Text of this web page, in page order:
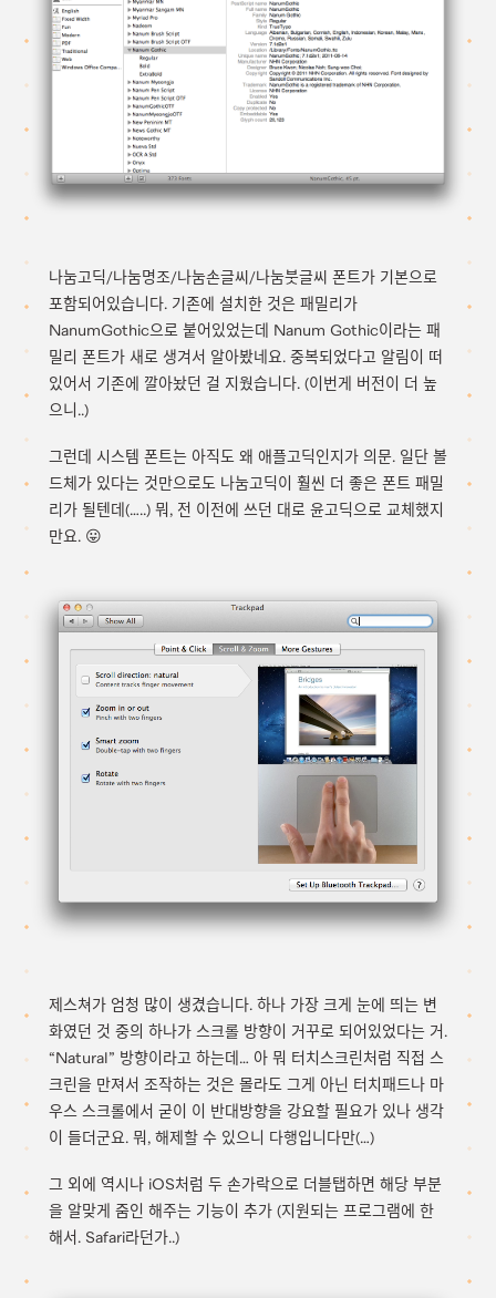
나눔고딕/나눔명조/나눔손글씨/나눔붓글씨 폰트가 기본으로
포함되어있습니다. 기존에 설치한 것은 패밀리가
NanumGothic으로 붙어있었는데 Nanum Gothic이라는 패
밀리 폰트가 새로 생겨서 알아봤네요. 중복되었다고 알림이 떠
있어서 기존에 깔아놨던 걸 지웠습니다. (이번게 버전이 더 높
으니..)
그런데 시스템 폰트는 아직도 왜 애플고딕인지가 의문. 일단 볼
드체가 있다는 것만으로도 나눔고딕이 훨씬 더 좋은 폰트 패밀
리가 될텐데(…..) 뭐, 전 이전에 쓰던 대로 윤고딕으로 교체했지
만요. 😛
제스쳐가 엄청 많이 생겼습니다. 하나 가장 크게 눈에 띄는 변
화였던 것 중의 하나가 스크롤 방향이 거꾸로 되어있었다는 거.
“Natural” 방향이라고 하는데… 아 뭐 터치스크린처럼 직접 스
크린을 만져서 조작하는 것은 몰라도 그게 아닌 터치패드나 마
우스 스크롤에서 굳이 이 반대방향을 강요할 필요가 있나 생각
이 들더군요. 뭐, 해제할 수 있으니 다행입니다만(…)
그 외에 역시나 iOS처럼 두 손가락으로 더블탭하면 해당 부분
을 알맞게 줌인 해주는 기능이 추가 (지원되는 프로그램에 한
해서. Safari라던가..)